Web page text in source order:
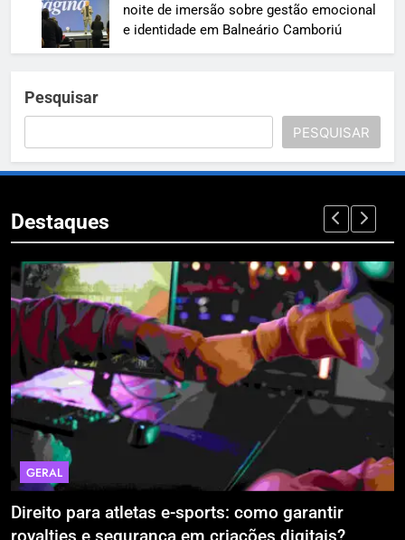
noite de imersão sobre gestão emocional
e identidade em Balneário Camboriú
Pesquisar
PESQUISAR
Destaques
GERAL
Direito para atletas e-sports: como garantir